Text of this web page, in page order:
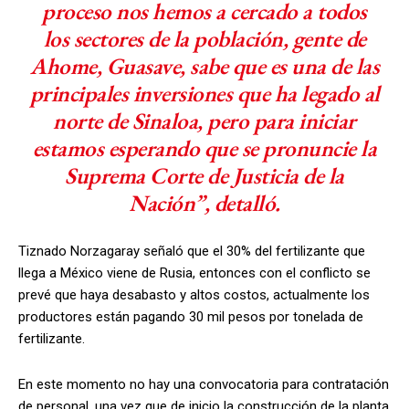
proceso nos hemos a cercado a todos
los sectores de la población, gente de
Ahome, Guasave, sabe que es una de las
principales inversiones que ha legado al
norte de Sinaloa, pero para iniciar
estamos esperando que se pronuncie la
Suprema Corte de Justicia de la
Nación”, detalló.
Tiznado Norzagaray señaló que el 30% del fertilizante que
llega a México viene de Rusia, entonces con el conflicto se
prevé que haya desabasto y altos costos, actualmente los
productores están pagando 30 mil pesos por tonelada de
fertilizante.
En este momento no hay una convocatoria para contratación